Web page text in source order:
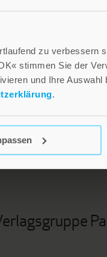
zu verbessern
stimmen Sie der
und Ihre Auswahl
.
NEWSLETTER